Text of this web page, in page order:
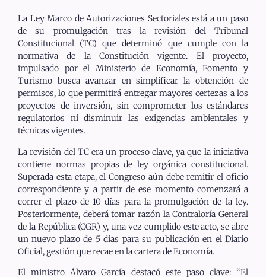
La Ley Marco de Autorizaciones Sectoriales está a un paso
de su promulgación tras la revisión del Tribunal
Constitucional (TC) que determinó que cumple con la
normativa de la Constitución vigente. El proyecto,
impulsado por el Ministerio de Economía, Fomento y
Turismo busca avanzar en simplificar la obtención de
permisos, lo que permitirá entregar mayores certezas a los
proyectos de inversión, sin comprometer los estándares
regulatorios ni disminuir las exigencias ambientales y
técnicas vigentes.
La revisión del TC era un proceso clave, ya que la iniciativa
contiene normas propias de ley orgánica constitucional.
Superada esta etapa, el Congreso aún debe remitir el oficio
correspondiente y a partir de ese momento comenzará a
correr el plazo de 10 días para la promulgación de la ley.
Posteriormente, deberá tomar razón la Contraloría General
de la República (CGR) y, una vez cumplido este acto, se abre
un nuevo plazo de 5 días para su publicación en el Diario
Oficial, gestión que recae en la cartera de Economía.
El ministro Álvaro García destacó este paso clave: “El